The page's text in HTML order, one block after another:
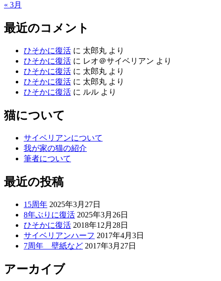
« 3月
最近のコメント
ひそかに復活 に 太郎丸 より
ひそかに復活 に レオ＠サイベリアン より
ひそかに復活 に 太郎丸 より
ひそかに復活 に 太郎丸 より
ひそかに復活 に ルル より
猫について
サイベリアンについて
我が家の猫の紹介
筆者について
最近の投稿
15周年 2025年3月27日
8年ぶりに復活 2025年3月26日
ひそかに復活 2018年12月28日
サイベリアンハーフ 2017年4月3日
7周年 壁紙など 2017年3月27日
アーカイブ